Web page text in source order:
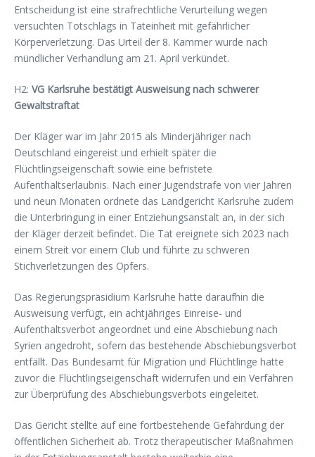
Entscheidung ist eine strafrechtliche Verurteilung wegen
versuchten Totschlags in Tateinheit mit gefährlicher
Körperverletzung. Das Urteil der 8. Kammer wurde nach
mündlicher Verhandlung am 21. April verkündet.
H2: VG Karlsruhe bestätigt Ausweisung nach schwerer
Gewaltstraftat
Der Kläger war im Jahr 2015 als Minderjähriger nach
Deutschland eingereist und erhielt später die
Flüchtlingseigenschaft sowie eine befristete
Aufenthaltserlaubnis. Nach einer Jugendstrafe von vier Jahren
und neun Monaten ordnete das Landgericht Karlsruhe zudem
die Unterbringung in einer Entziehungsanstalt an, in der sich
der Kläger derzeit befindet. Die Tat ereignete sich 2023 nach
einem Streit vor einem Club und führte zu schweren
Stichverletzungen des Opfers.
Das Regierungspräsidium Karlsruhe hatte daraufhin die
Ausweisung verfügt, ein achtjähriges Einreise- und
Aufenthaltsverbot angeordnet und eine Abschiebung nach
Syrien angedroht, sofern das bestehende Abschiebungsverbot
entfällt. Das Bundesamt für Migration und Flüchtlinge hatte
zuvor die Flüchtlingseigenschaft widerrufen und ein Verfahren
zur Überprüfung des Abschiebungsverbots eingeleitet.
Das Gericht stellte auf eine fortbestehende Gefährdung der
öffentlichen Sicherheit ab. Trotz therapeutischer Maßnahmen